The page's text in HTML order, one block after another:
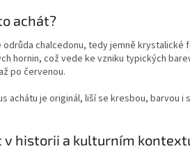
achát?
odrůda chalcedonu, tedy jemně krystalické
hornin, což vede ke vzniku typických
po červenou.
achátu je originál, liší se kresbou, barvou
v historii a kulturním